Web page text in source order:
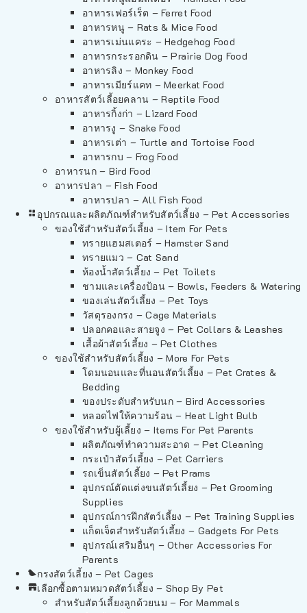
อาหารเฟอร์เร็ต – Ferret Food
อาหารหนู – Rats & Mice Food
อาหารเม่นแคระ – Hedgehog Food
อาหารกระรอกดิน – Prairie Dog Food
อาหารลิง – Monkey Food
อาหารเมียร์แคท – Meerkat Food
อาหารสัตว์เลี้อยคลาน – Reptile Food
อาหารกิ้งก่า – Lizard Food
อาหารงู – Snake Food
อาหารเต่า – Turtle and Tortoise Food
อาหารกบ – Frog Food
อาหารนก – Bird Food
อาหารปลา – Fish Food
อาหารปลา – All Fish Food
อุปกรณและผลิตภัณฑ์สำหรับสัตว์เลี้ยง – Pet Accessories
ของใช้สำหรับสัตว์เลี้ยง – Item For Pets
ทรายแฮมสเตอร์ – Hamster Sand
ทรายแมว – Cat Sand
ห้องน้ำสัตว์เลี้ยง – Pet Toilets
ชามและเครื่องป้อน – Bowls, Feeders & Watering
ของเล่นสัตว์เลี้ยง – Pet Toys
วัสดุรองกรง – Cage Materials
ปลอกคอและสายจูง – Pet Collars & Leashes
เสื้อผ้าสัตว์เลี้ยง – Pet Clothes
ของใช้สำหรับสัตว์เลี้ยง – More For Pets
โดมนอนและที่นอนสัตว์เลี้ยง – Pet Crates &
Bedding
ของประดับสำหรับนก – Bird Accessories
หลอดไฟให้ความร้อน – Heat Light Bulb
ของใช้สำหรับผู้เลี้ยง – Items For Pet Parents
ผลิตภัณฑ์ทำความสะอาด – Pet Cleaning
กระเป๋าสัตว์เลี้ยง – Pet Carriers
รถเข็นสัตว์เลี้ยง – Pet Prams
อุปกรณ์ตัดแต่งขนสัตว์เลี้ยง – Pet Grooming
Supplies
อุปกรณ์การฝึกสัตว์เลี้ยง – Pet Training Supplies
แก็ดเจ็ตสำหรับสัตว์เลี้ยง – Gadgets For Pets
อุปกรณ์เสริมอื่นๆ – Other Accessories For
Parents
กรงสัตว์เลี้ยง – Pet Cages
เลือกซื้อตามหมวดสัตว์เลี้ยง – Shop By Pet
สำหรับสัตว์เลี้ยงลูกด้วยนม – For Mammals